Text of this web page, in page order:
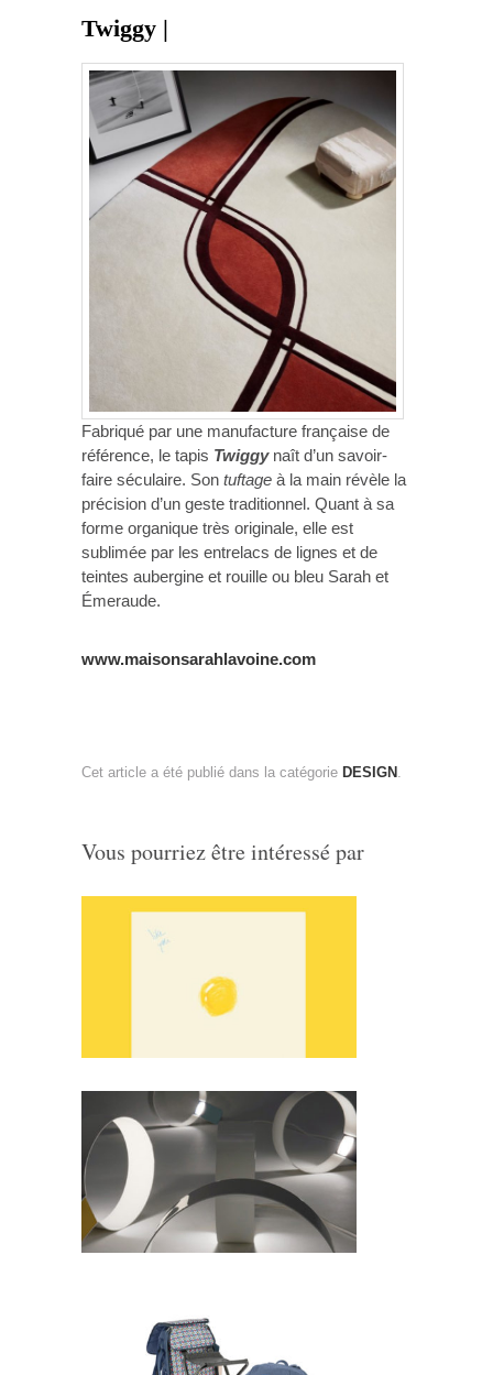
Twiggy |
Fabriqué par une manufacture française de
référence, le tapis Twiggynaît d’un savoir-
faire séculaire. Son tuftage à la main révèle la
précision d’un geste traditionnel. Quant à sa
forme organique très originale, elle est
sublimée par les entrelacs de lignes et de
teintes aubergine et rouille ou bleu Sarah et
Émeraude.
www.maisonsarahlavoine.com
Cet article a été publié dans la catégorie DESIGN .
Vous pourriez être intéressé par